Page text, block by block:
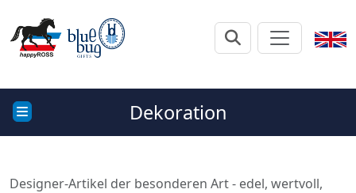
Dekoration
Designer-Artikel der besonderen Art - edel, wertvoll,